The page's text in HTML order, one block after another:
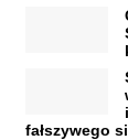
fałszywego